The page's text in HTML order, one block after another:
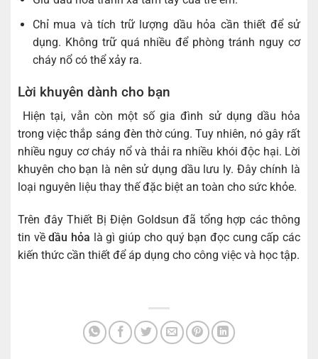
Chỉ mua và tích trữ lượng dầu hỏa cần thiết để sử
dụng. Không trữ quá nhiều để phòng tránh nguy cơ
cháy nổ có thể xảy ra.
Lời khuyên dành cho bạn
Hiện tại, vẫn còn một số gia đình sử dụng dầu hỏa
trong việc thắp sáng đèn thờ cúng. Tuy nhiên, nó gây rất
nhiều nguy cơ cháy nổ và thải ra nhiều khói độc hại. Lời
khuyên cho bạn là nên sử dụng dầu lưu ly. Đây chính là
loại nguyên liệu thay thế đặc biệt an toàn cho sức khỏe.
Trên đây Thiết Bị Điện Goldsun đã tổng hợp các thông
tin vềdầu hỏa là gì giúp cho quý bạn đọc cung cấp các
kiến thức cần thiết để áp dụng cho công việc và học tập.